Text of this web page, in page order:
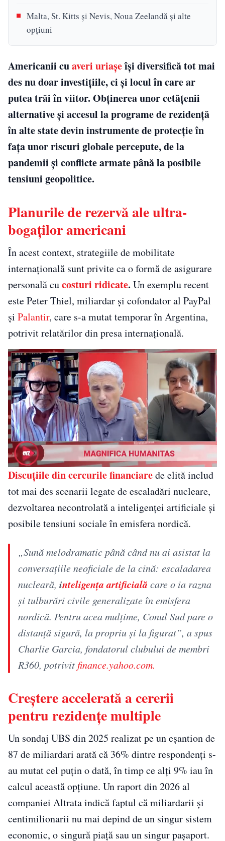
Malta, St. Kitts și Nevis, Noua Zeelandă și alte
opțiuni
Americanii cuaveri uriașeîși diversifică tot mai
des nu doar investițiile, ci și locul în care ar
putea trăi în viitor. Obținerea unor cetățenii
alternative și accesul la programe de rezidență
în alte state devin instrumente de protecție în
fața unor riscuri globale percepute, de la
pandemii și conflicte armate până la posibile
tensiuni geopolitice.
Planurile de rezervă ale ultra-
bogaților americani
În acest context, strategiile de mobilitate
internațională sunt privite ca o formă de asigurare
personală cucosturi ridicate. Un exemplu recent
este Peter Thiel, miliardar și cofondator al PayPal
și Palantir, care s-a mutat temporar în Argentina,
potrivit relatărilor din presa internațională.
Discuțiile din cercurile financiarede elită includ
tot mai des scenarii legate de escaladări nucleare,
dezvoltarea necontrolată a inteligenței artificiale și
posibile tensiuni sociale în emisfera nordică.
„Sună melodramatic până când nu ai asistat la
conversațiile neoficiale de la cină: escaladarea
nucleară, inteligența artificială care o ia razna
și tulburări civile generalizate în emisfera
nordică. Pentru acea mulțime, Conul Sud pare o
distanță sigură, la propriu și la figurat”, a spus
Charlie Garcia, fondatorul clubului de membri
R360, potrivit finance.yahoo.com.
Creștere accelerată a cererii
pentru rezidențe multiple
Un sondaj UBS din 2025 realizat pe un eșantion de
87 de miliardari arată că 36% dintre respondenți s-
au mutat cel puțin o dată, în timp ce alți 9% iau în
calcul această opțiune. Un raport din 2026 al
companiei Altrata indică faptul că miliardarii și
centimilionarii nu mai depind de un singur sistem
economic, o singură piață sau un singur pașaport.